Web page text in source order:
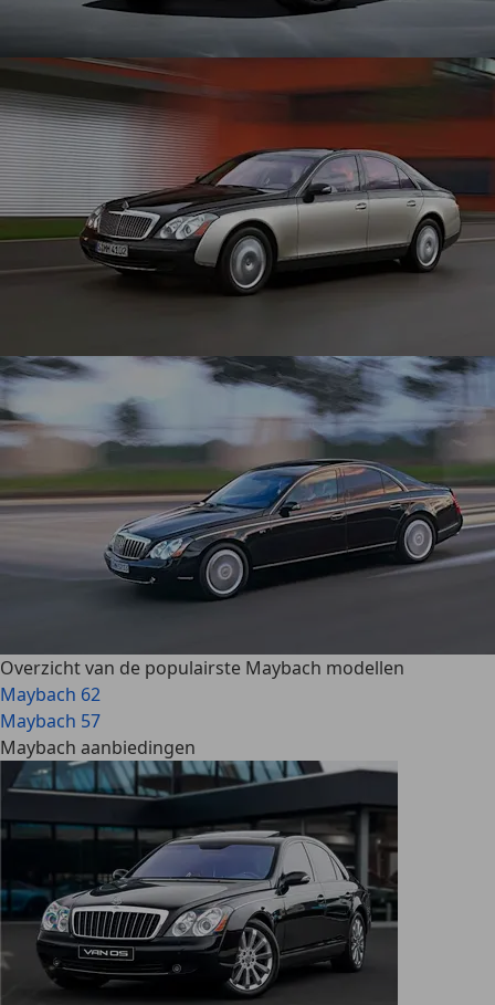
Overzicht van de populairste Maybach modellen
Maybach 62
Maybach 57
Maybach aanbiedingen